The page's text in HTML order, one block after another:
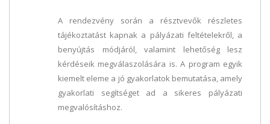
A rendezvény során a résztvevők részletes
tájékoztatást kapnak a pályázati feltételekről, a
benyújtás módjáról, valamint lehetőség lesz
kérdéseik megválaszolására is. A program egyik
kiemelt eleme a jó gyakorlatok bemutatása, amely
gyakorlati segítséget ad a sikeres pályázati
megvalósításhoz.